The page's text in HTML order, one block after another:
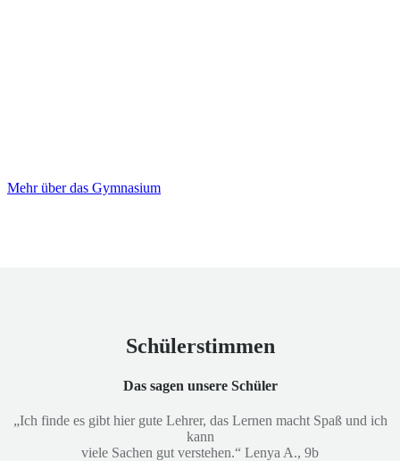
Mehr über das Gymnasium
Schülerstimmen
Das sagen unsere Schüler
„Ich finde es gibt hier gute Lehrer, das Lernen macht Spaß und ich
kann
viele Sachen gut verstehen.“ Lenya A., 9b